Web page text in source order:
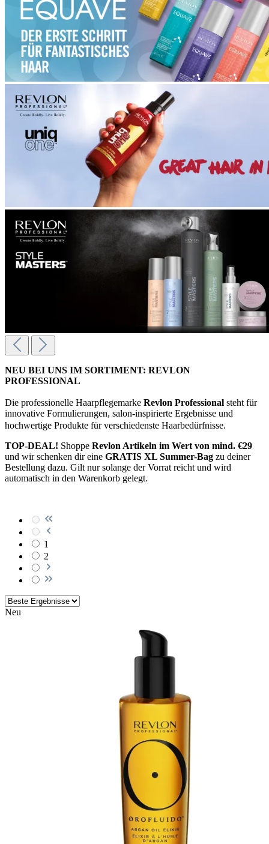
NEU BEI UNS IM SORTIMENT: REVLON
PROFESSIONAL
Die professionelle Haarpflegemarke Revlon Professional steht für
innovative Formulierungen, salon-inspirierte Ergebnisse und
hochwertige Produkte für verschiedenste Haarbedürfnisse.
TOP-DEAL! Shoppe Revlon Artikeln im Wert von mind. €29
und wir schenken dir eine GRATIS XL Summer-Bag zu deiner
Bestellung dazu. Gilt nur solange der Vorrat reicht und wird
automatisch in den Warenkorb gelegt.
1
2
Neu